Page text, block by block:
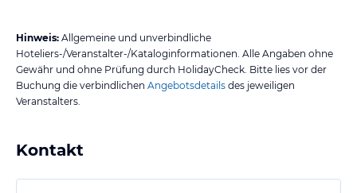
Hinweis: Allgemeine und unverbindliche
Hoteliers-/Veranstalter-/Kataloginformationen. Alle Angaben ohne
Gewähr und ohne Prüfung durch HolidayCheck. Bitte lies vor der
Buchung die verbindlichen Angebotsdetails des jeweiligen
Veranstalters.
Kontakt